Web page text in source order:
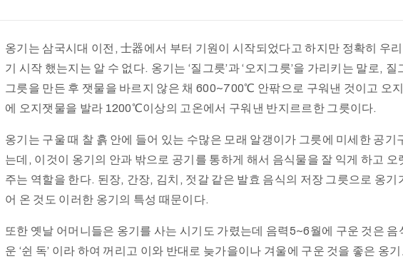
옹기는 삼국시대 이전, 士器에서 부터 기원이 시작되었다고 하지만 정확히 우리
기 시작 했는지는 알 수 없다. 옹기는 ‘질그릇’과 ‘오지그릇’을 가리키는 말로,
그릇을 만든 후 잿물을 바르지 않은 채 600~700℃ 안팎으로 구워낸 것이고 오
에 오지잿물을 발라 1200℃이상의 고온에서 구워낸 반지르르한 그릇이다.
옹기는 구울 때 찰 흙 안에 들어 있는 수많은 모래 알갱이가 그릇에 미세한 공기
는데, 이것이 옹기의 안과 밖으로 공기를 통하게 해서 음식물을 잘 익게 하고 오
주는 역할을 한다. 된장, 간장, 김치, 젓갈 같은 발효 음식의 저장 그릇으로 옹기
어 온 것도 이러한 옹기의 특성 때문이다.
또한 옛날 어머니들은 옹기를 사는 시기도 가렸는데 음력5~6월에 구운 것은 음
운 ‘쉰 독’ 이라 하여 꺼리고 이와 반대로 늦가을이나 겨울에 구운 것을 좋은 옹기